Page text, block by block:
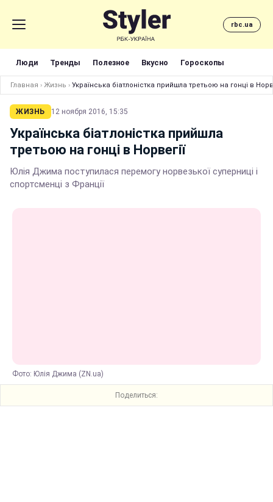
rbc.ua
Люди Тренды Полезное Вкусно Гороскопы
Главная › Жизнь › Українська біатлоністка прийшла третьою на гонці в
ЖИЗНЬ 12 ноября 2016, 15:35
Українська біатлоністка прийшла
третьою на гонці в Норвегії
Юлія Джима поступилася перемогу норвезької суперниці і
спортсменці з Франції
Фото: Юлія Джима (ZN.ua)
Поделиться: